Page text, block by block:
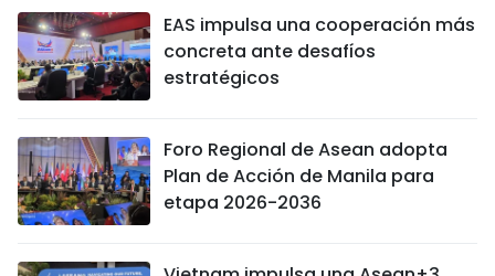
EAS impulsa una cooperación más
concreta ante desafíos
estratégicos
Foro Regional de Asean adopta
Plan de Acción de Manila para
etapa 2026-2036